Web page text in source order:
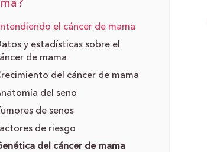
el cáncer de mama
y estadísticas sobre el
de mama
del cáncer de mama
del seno
de senos
de riesgo
del cáncer de mama